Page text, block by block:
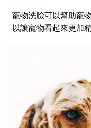
寵物洗臉可以幫助寵
以讓寵物看起來更加